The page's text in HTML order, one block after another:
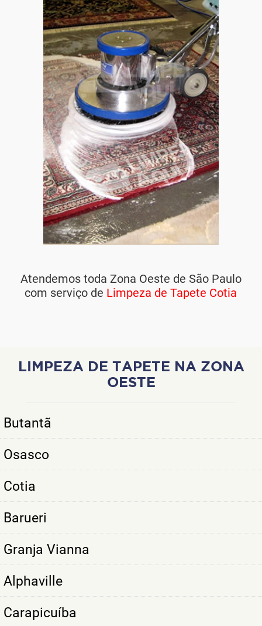
Atendemos toda Zona Oeste de São Paulo
com serviço de Limpeza de Tapete Cotia
LIMPEZA DE TAPETE NA ZONA
OESTE
Butantã
Osasco
Cotia
Barueri
Granja Vianna
Alphaville
Carapicuíba